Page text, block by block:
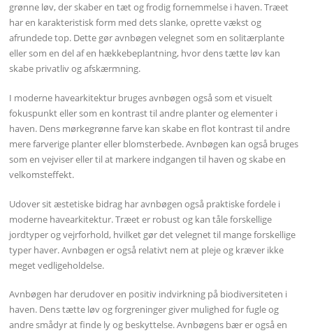
grønne løv, der skaber en tæt og frodig fornemmelse i haven. Træet
har en karakteristisk form med dets slanke, oprette vækst og
afrundede top. Dette gør avnbøgen velegnet som en solitærplante
eller som en del af en hækkebeplantning, hvor dens tætte løv kan
skabe privatliv og afskærmning.
I moderne havearkitektur bruges avnbøgen også som et visuelt
fokuspunkt eller som en kontrast til andre planter og elementer i
haven. Dens mørkegrønne farve kan skabe en flot kontrast til andre
mere farverige planter eller blomsterbede. Avnbøgen kan også bruges
som en vejviser eller til at markere indgangen til haven og skabe en
velkomsteffekt.
Udover sit æstetiske bidrag har avnbøgen også praktiske fordele i
moderne havearkitektur. Træet er robust og kan tåle forskellige
jordtyper og vejrforhold, hvilket gør det velegnet til mange forskellige
typer haver. Avnbøgen er også relativt nem at pleje og kræver ikke
meget vedligeholdelse.
Avnbøgen har derudover en positiv indvirkning på biodiversiteten i
haven. Dens tætte løv og forgreninger giver mulighed for fugle og
andre smådyr at finde ly og beskyttelse. Avnbøgens bær er også en